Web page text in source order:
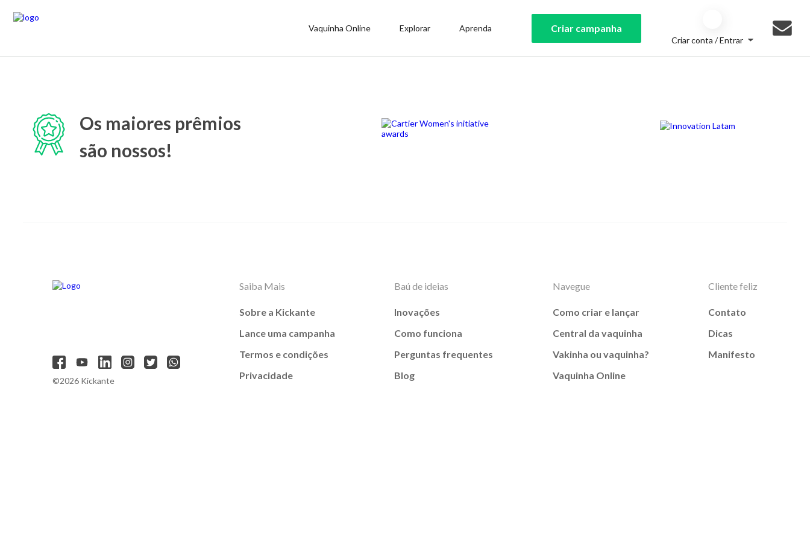
Vaquinha Online Explorar Aprenda Criar campanha
Criar conta / Entrar
Os maiores prêmios
são nossos!
©2026 Kickante
Saiba Mais
Sobre a Kickante
Lance uma campanha
Termos e condições
Privacidade
Baú de ideias
Inovações
Como funciona
Perguntas frequentes
Blog
Navegue
Como criar e lançar
Central da vaquinha
Vakinha ou vaquinha?
Vaquinha Online
Cliente feliz
Contato
Dicas
Manifesto